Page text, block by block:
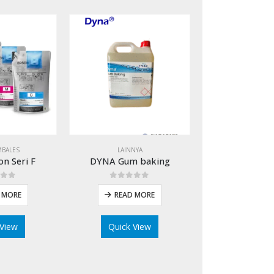
Seri F
of 5
LAINNYA
DYNA Gum baking
0out of 5
READ MORE
Quick View